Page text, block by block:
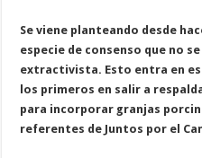
Se viene planteando desde
especie de consenso que no
extractivista. Esto entra en
los primeros en salir a
para incorporar granjas
referentes de Juntos por el